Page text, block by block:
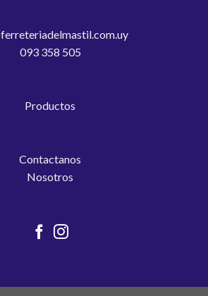
093 358 505
Productos
Contactanos
Nosotros